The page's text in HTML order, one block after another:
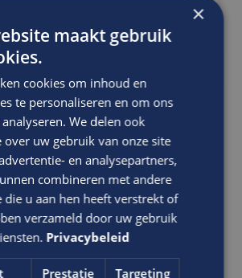
klantgerichte
met helikopterview
manier van
×
maakt gebruik
cookies om inhoud en
te personaliseren en om ons
We delen ook
uw gebruik van onze site
en analysepartners,
combineren met andere
u aan hen heeft verstrekt of
verzameld door uw gebruik
Privacybeleid
Prestatie Targeting